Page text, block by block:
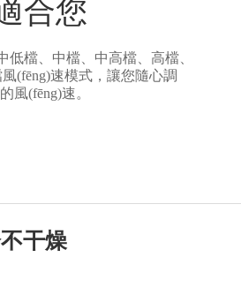
合您
、中檔、中高檔、高檔、
風(fēng)速模式，讓您隨心調
風(fēng)速。
干燥